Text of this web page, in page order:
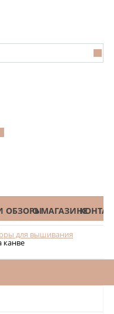
ОБЗОРЫО МАГАЗИНЕ
для вышивания